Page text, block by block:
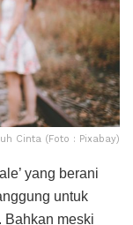
Cinta (Foto : Pixabay)
yang berani
untuk
Bahkan meski